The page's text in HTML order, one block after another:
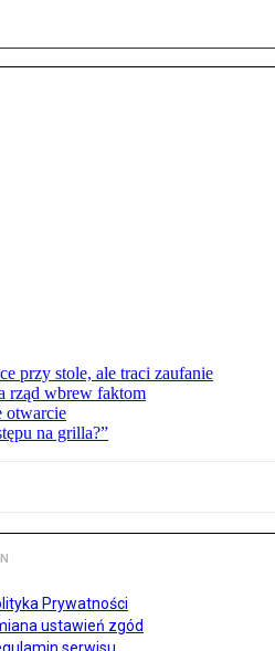
przy stole, ale traci zaufanie
rząd wbrew faktom
otwarcie
na grilla?”
Prywatności
ustawień zgód